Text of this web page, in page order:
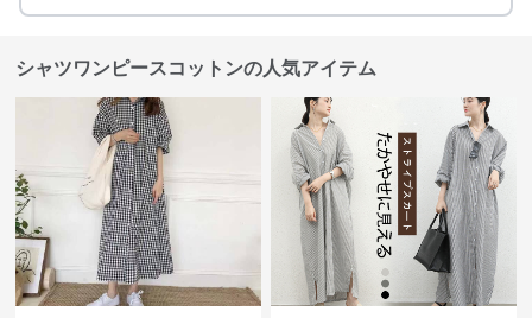
シャツワンピースコットンの人気アイテム